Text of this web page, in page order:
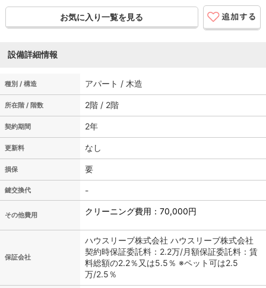
お気に入り一覧を見る
設備詳細情報
種別 / 構造 アパート / 木造
所在階 / 階数 2階 / 2階
契約期間 2年
更新料 なし
損保 要
鍵交換代 -
その他費用 クリーニング費用：70,000円
保証会社
ハウスリーブ株式会社 ハウスリーブ株式会社
契約時保証委託料：2.2万/月額保証委託料：賃
料総額の2.2％又は5.5％ ※ペット可は2.5
万/2.5％